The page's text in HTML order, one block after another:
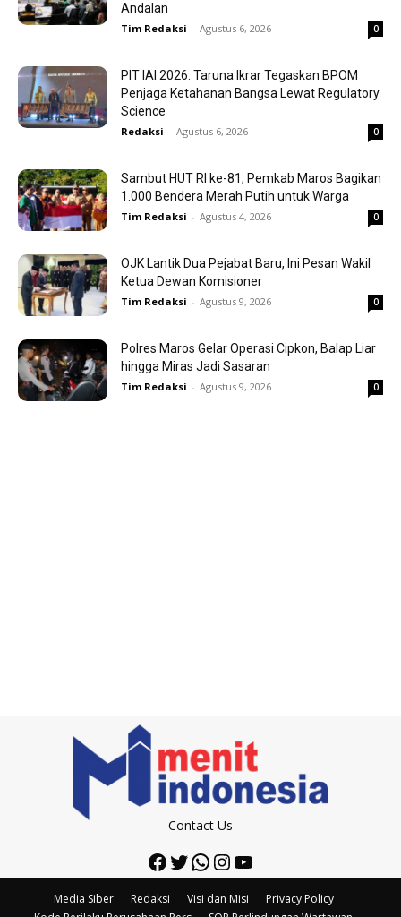
Andalan
Tim Redaksi - Agustus 6, 2026 0
PIT IAI 2026: Taruna Ikrar Tegaskan BPOM
Penjaga Ketahanan Bangsa Lewat Regulatory
Science
Redaksi - Agustus 6, 2026 0
Sambut HUT RI ke-81, Pemkab Maros Bagikan
1.000 Bendera Merah Putih untuk Warga
Tim Redaksi - Agustus 4, 2026 0
OJK Lantik Dua Pejabat Baru, Ini Pesan Wakil
Ketua Dewan Komisioner
Tim Redaksi - Agustus 9, 2026 0
Polres Maros Gelar Operasi Cipkon, Balap Liar
hingga Miras Jadi Sasaran
Tim Redaksi - Agustus 9, 2026 0
Contact Us
Facebook
Twitter
WhatsApp
Instagram
YouTube
Media Siber Redaksi Visi dan Misi
Privacy Policy